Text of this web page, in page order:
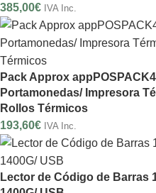
385,00€ IVA Inc.
Pack Approx
Portamonedas/ Impresora
Rollos Térmicos
193,60€ IVA Inc.
Lector de Código de Barras